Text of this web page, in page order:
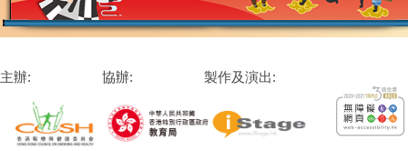
主辦: 協辦: 製作及演出: